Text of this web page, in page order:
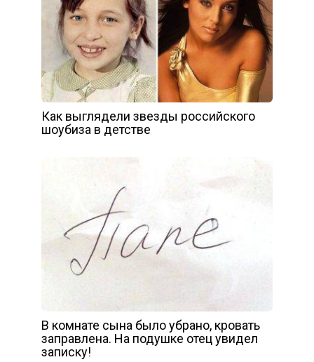
Как выглядели звезды российского
шоубиза в детстве
В комнате сына было убрано, кровать
заправлена. На подушке отец увидел
записку!